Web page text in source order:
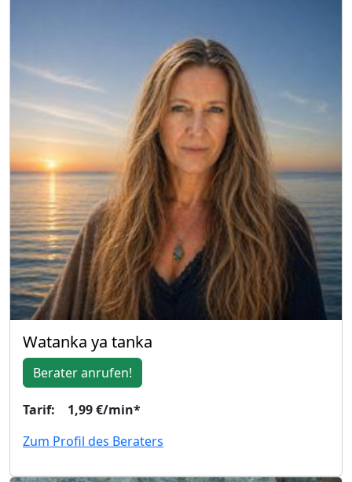
Watanka ya tanka
Berater anrufen!
Tarif: 1,99 €/min*
Zum Profil des Beraters